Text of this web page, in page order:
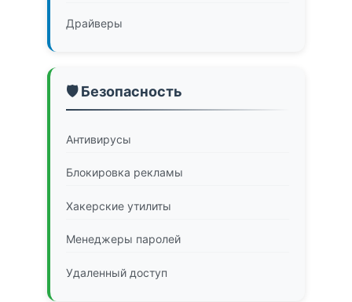
Драйверы
🛡️ Безопасность
Антивирусы
Блокировка рекламы
Хакерские утилиты
Менеджеры паролей
Удаленный доступ